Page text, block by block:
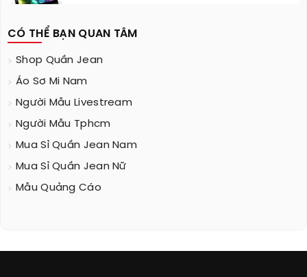
CÓ THỂ BẠN QUAN TÂM
Shop Quần Jean
Áo Sơ Mi Nam
Người Mẫu Livestream
Người Mẫu Tphcm
Mua Sỉ Quần Jean Nam
Mua Sỉ Quần Jean Nữ
Mẫu Quảng Cáo